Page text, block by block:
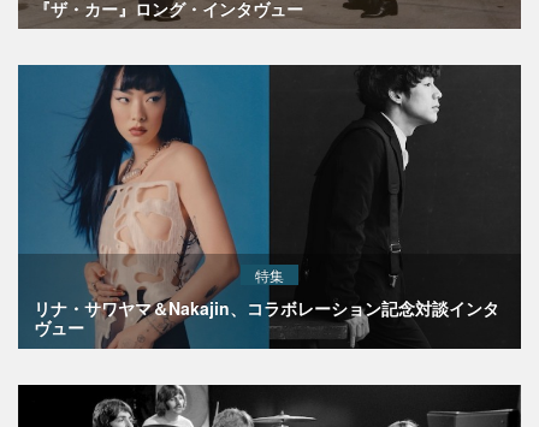
『ザ・カー』ロング・インタヴュー
特集
リナ・サワヤマ＆Nakajin、コラボレーション記念対談インタ
ヴュー